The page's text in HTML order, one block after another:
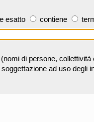
esatto contiene
di persone,
ad uso degli